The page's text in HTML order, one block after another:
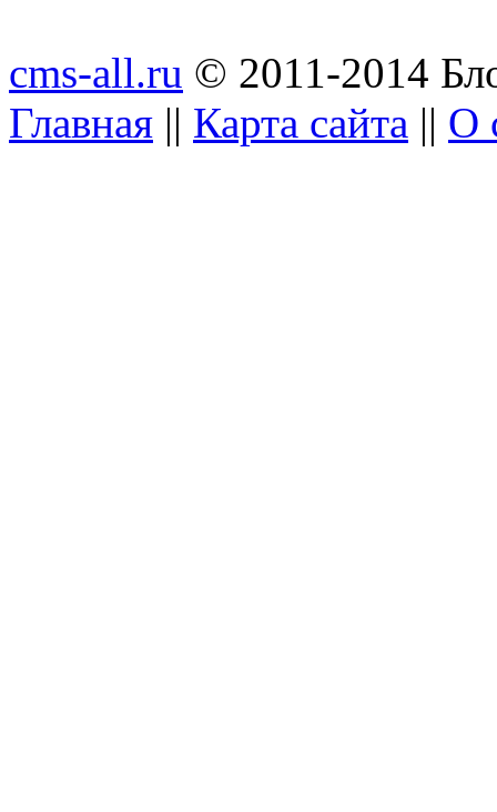
cms-all.ru © 2011-2014
Главная || Карта сайта || О